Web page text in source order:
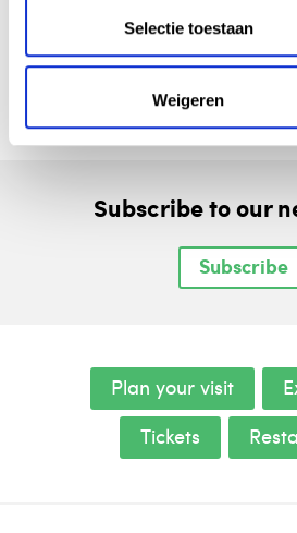
Selectie toestaan
Weigeren
* An exception is the work
Subscribe to our
Subscribe
Plan your visit
Tickets